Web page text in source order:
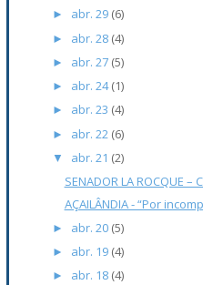
► abr. 29 (6)
► abr. 28 (4)
► abr. 27 (5)
► abr. 24(1)
► abr. 23 (4)
► abr. 22 (6)
▼ abr. 21 (2)
SENADOR LA ROCQUE
AÇAILÂNDIA - “Por
► abr. 20 (5)
► abr. 19 (4)
► abr. 18 (4)